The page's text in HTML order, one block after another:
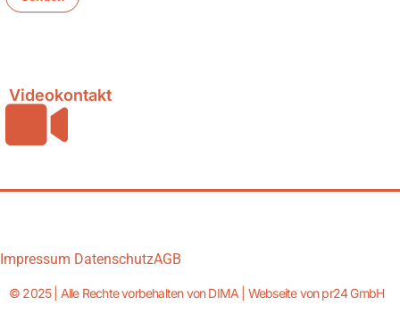
Videokontakt
Impressum DatenschutzAGB
© 2025 | Alle Rechte vorbehalten von DIMA | Webseite von pr24 GmbH